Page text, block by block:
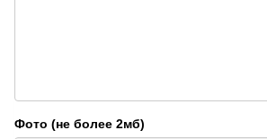
Фото (не более 2мб)